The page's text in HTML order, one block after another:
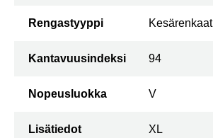
Rengastyyppi Kesärenkaat
Kantavuusindeksi 94
Nopeusluokka V
Lisätiedot XL